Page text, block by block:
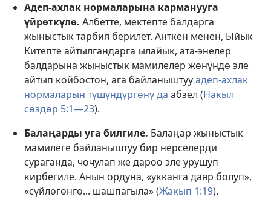
Адеп-ахлак нормаларына карманууга
үйрөткүлө. Албетте, мектепте балдарга
жыныстык тарбия берилет. Анткен менен, Ыйык
Китепте айтылгандарга ылайык, ата-энелер
балдарына жыныстык мамилелер жөнүндө эле
айтып койбостон, ага байланыштууадеп-ахлак
нормаларын түшүндүргөнү да абзел (Накыл
сөздөр 5:1—23).
Балаңарды уга билгиле. Балаңар жыныстык
мамилеге байланыштуу бир нерселерди
сураганда, чочулап же дароо эле урушуп
кирбегиле. Анын ордуна, «укканга даяр болуп»,
«сүйлөгөнгө... шашпагыла» (Жакып 1:19).